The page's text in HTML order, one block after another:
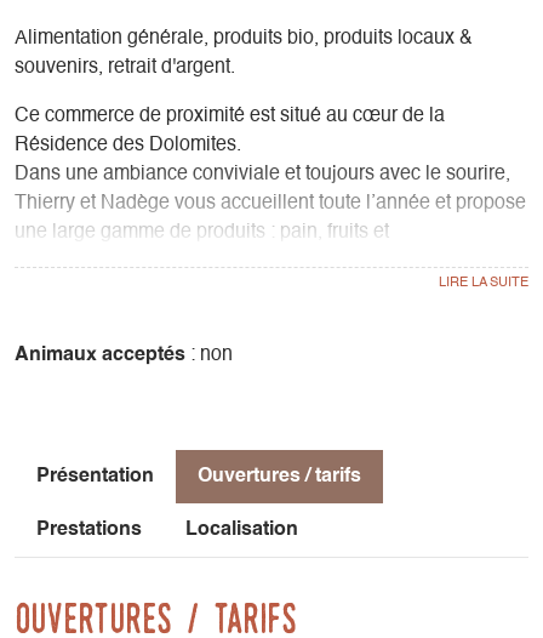
Alimentation générale, produits bio, produits locaux &
souvenirs, retrait d'argent.
Ce commerce de proximité est situé au cœur de la
Résidence des Dolomites.
Dans une ambiance conviviale et toujours avec le sourire,
Thierry et Nadège vous accueillent toute l’année et propose
une large gamme de produits : pain, fruits et
biologiques, surgelés, glaces, épicerie, vins, bières
à domicile est proposé pour les personnes âgées ou à
Animaux acceptés : non
Présentation Ouvertures / tarifs
Prestations Localisation
Ouvertures / tarifs